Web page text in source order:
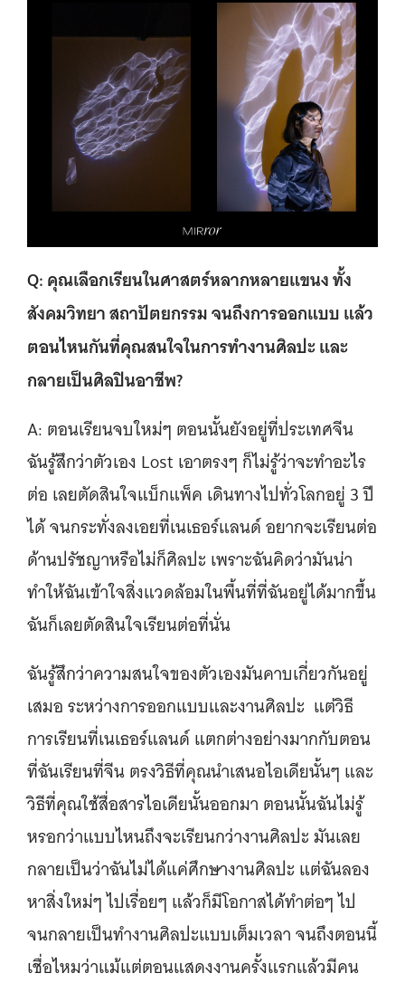
Q: คุณเลือกเรียนในศาสตร์หลากหลายแขนง ทั้ง
สังคมวิทยา สถาปัตยกรรม จนถึงการออกแบบ แล้ว
ตอนไหนกันที่คุณสนใจในการทำงานศิลปะ และ
กลายเป็นศิลปินอาชีพ?
A: ตอนเรียนจบใหม่ๆ ตอนนั้นยังอยู่ที่ประเทศจีน
ฉันรู้สึกว่าตัวเอง Lost เอาตรงๆ ก็ไม่รู้ว่าจะทำอะไร
ต่อ เลยตัดสินใจแบ็กแพ็ค เดินทางไปทั่วโลกอยู่ 3 ปี
ได้ จนกระทั่งลงเอยที่เนเธอร์แลนด์ อยากจะเรียนต่อ
ด้านปรัชญาหรือไม่ก็ศิลปะ เพราะฉันคิดว่ามันน่า
ทำให้ฉันเข้าใจสิ่งแวดล้อมในพื้นที่ที่ฉันอยู่ได้มากขึ้น
ฉันก็เลยตัดสินใจเรียนต่อที่นั่น
ฉันรู้สึกว่าความสนใจของตัวเองมันคาบเกี่ยวกันอยู่
เสมอ ระหว่างการออกแบบและงานศิลปะ แต่วิธี
การเรียนที่เนเธอร์แลนด์ แตกต่างอย่างมากกับตอน
ที่ฉันเรียนที่จีน ตรงวิธีที่คุณนำเสนอไอเดียนั้นๆ และ
วิธีที่คุณใช้สื่อสารไอเดียนั้นออกมา ตอนนั้นฉันไม่รู้
หรอกว่าแบบไหนถึงจะเรียนกว่างานศิลปะ มันเลย
กลายเป็นว่าฉันไม่ได้แค่ศึกษางานศิลปะ แต่ฉันลอง
หาสิ่งใหม่ๆ ไปเรื่อยๆ แล้วก็มีโอกาสได้ทำต่อๆ ไป
จนกลายเป็นทำงานศิลปะแบบเต็มเวลา จนถึงตอนนี้
เชื่อไหมว่าแม้แต่ตอนแสดงงานครั้งแรกแล้วมีคน